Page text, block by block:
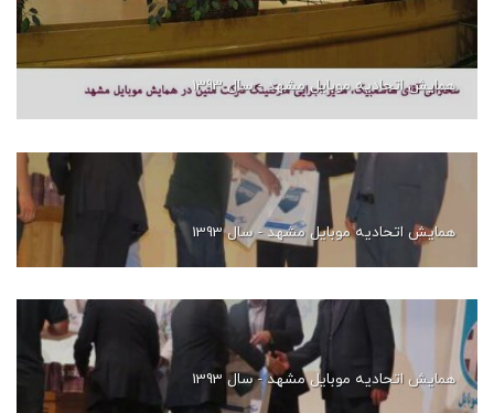
همایش اتحادیه موبایل مشهد - سال 1393
همایش اتحادیه موبایل مشهد - سال 1393
همایش اتحادیه موبایل مشهد - سال 1393